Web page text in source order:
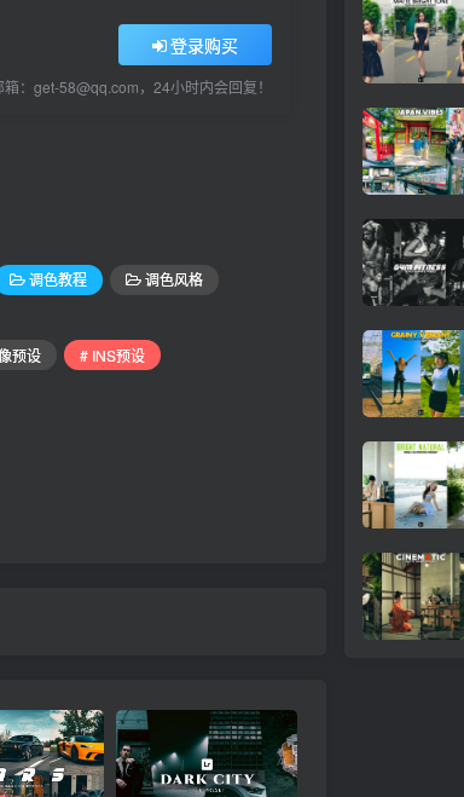
登录购买
：get-58@qq.com，24小时内会回复！
调色教程
调色风格
预设 # INS预设